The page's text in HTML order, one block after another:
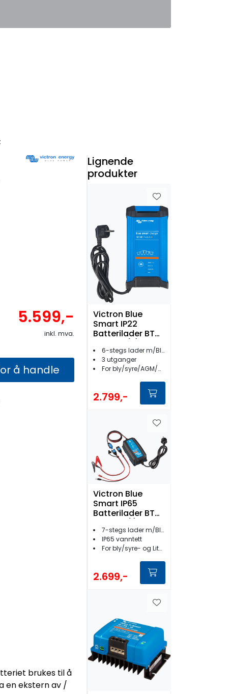
brukes til å
en ekstern av /
5.599,-
inkl. mva.
å handle
Lignende
produkter
Victron Blue
Smart IP22
Batterilader BT
6-stegs lader m/Bluetooth
3 utganger
For bly/syre/AGM/GEL/Lithium batterier
2.799,-
Victron Blue
Smart IP65
Batterilader BT
7-stegs lader m/Bluetooth
IP65 vanntett
For bly/syre- og Lithium batterier
2.699,-